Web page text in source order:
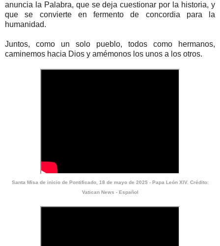
anuncia la Palabra, que se deja cuestionar por la historia, y
que se convierte en fermento de concordia para la
humanidad.
Juntos, como un solo pueblo, todos como hermanos,
caminemos hacia Dios y amémonos los unos a los otros.
Santa Misa de inicio de Pontificado, 18 de mayo de 2025 - Papa León XIV. Crédito:
Vatican News - Español